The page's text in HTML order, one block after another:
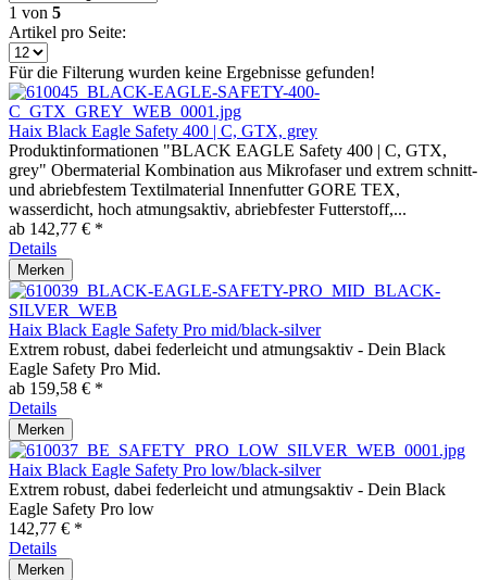
1 von 5
Artikel pro Seite:
Für die Filterung wurden keine Ergebnisse gefunden!
Haix Black Eagle Safety 400 | C, GTX, grey
Produktinformationen "BLACK EAGLE Safety 400 | C, GTX,
grey" Obermaterial Kombination aus Mikrofaser und extrem schnitt-
und abriebfestem Textilmaterial Innenfutter GORE TEX,
wasserdicht, hoch atmungsaktiv, abriebfester Futterstoff,...
ab 142,77 € *
Details
Merken
Haix Black Eagle Safety Pro mid/black-silver
Extrem robust, dabei federleicht und atmungsaktiv - Dein Black
Eagle Safety Pro Mid.
ab 159,58 € *
Details
Merken
Haix Black Eagle Safety Pro low/black-silver
Extrem robust, dabei federleicht und atmungsaktiv - Dein Black
Eagle Safety Pro low
142,77 € *
Details
Merken